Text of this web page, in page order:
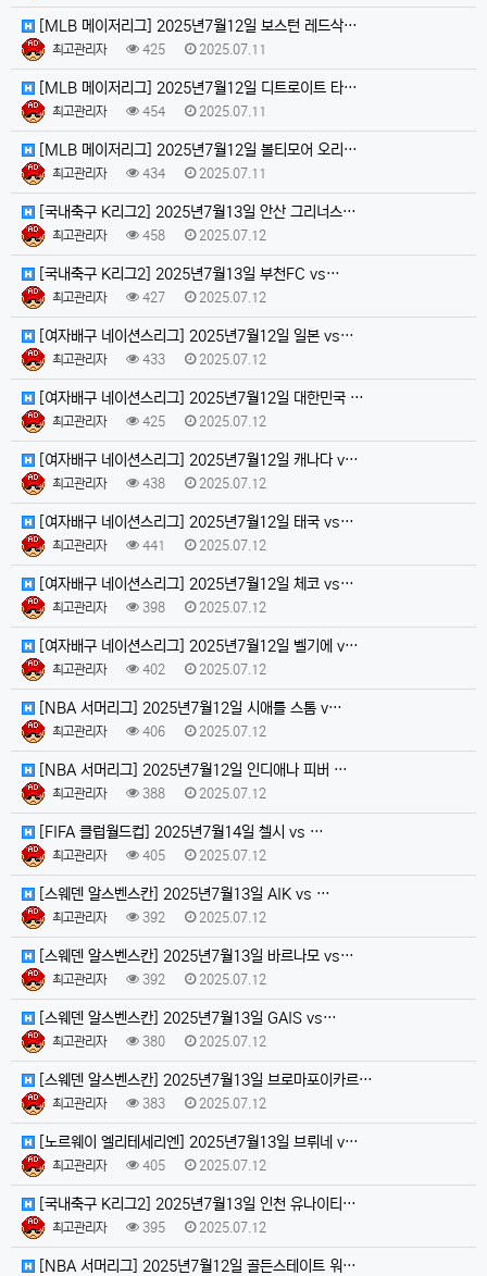
[MLB 메이저리그] 2025년7월12일 보스턴 레드삭…
최고관리자 425 2025.07.11
[MLB 메이저리그] 2025년7월12일 디트로이트 타…
최고관리자 454 2025.07.11
[MLB 메이저리그] 2025년7월12일 볼티모어 오리…
최고관리자 434 2025.07.11
[국내축구 K리그2] 2025년7월13일 안산 그리너스…
최고관리자 458 2025.07.12
[국내축구 K리그2] 2025년7월13일 부천FC vs…
최고관리자 427 2025.07.12
[여자배구 네이션스리그] 2025년7월12일 일본 vs…
최고관리자 433 2025.07.12
[여자배구 네이션스리그] 2025년7월12일 대한민국 …
최고관리자 425 2025.07.12
[여자배구 네이션스리그] 2025년7월12일 캐나다 v…
최고관리자 438 2025.07.12
[여자배구 네이션스리그] 2025년7월12일 태국 vs…
최고관리자 441 2025.07.12
[여자배구 네이션스리그] 2025년7월12일 체코 vs…
최고관리자 398 2025.07.12
[여자배구 네이션스리그] 2025년7월12일 벨기에 v…
최고관리자 402 2025.07.12
[NBA 서머리그] 2025년7월12일 시애틀 스톰 v…
최고관리자 406 2025.07.12
[NBA 서머리그] 2025년7월12일 인디애나 피버 …
최고관리자 388 2025.07.12
[FIFA 클럽월드컵] 2025년7월14일 첼시 vs …
최고관리자 405 2025.07.12
[스웨덴 알스벤스칸] 2025년7월13일 AIK vs …
최고관리자 392 2025.07.12
[스웨덴 알스벤스칸] 2025년7월13일 바르나모 vs…
최고관리자 392 2025.07.12
[스웨덴 알스벤스칸] 2025년7월13일 GAIS vs…
최고관리자 380 2025.07.12
[스웨덴 알스벤스칸] 2025년7월13일 브로마포이카르…
최고관리자 383 2025.07.12
[노르웨이 엘리테세리엔] 2025년7월13일 브뤼네 v…
최고관리자 405 2025.07.12
[국내축구 K리그2] 2025년7월13일 인천 유나이티…
최고관리자 395 2025.07.12
[NBA 서머리그] 2025년7월12일 골든스테이트 워…